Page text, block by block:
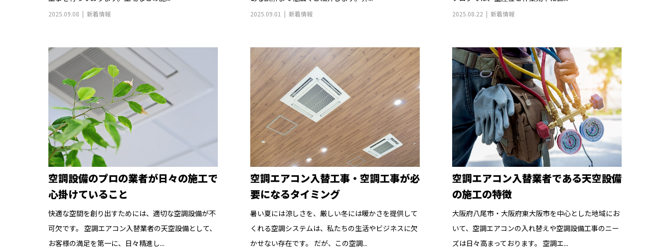
2025.09.08 新着情報 2025.09.01 新着情報 2025.08.22 新着情報
空調設備のプロの業者が日々の施工で
心掛けていること
快適な空間を創り出すためには、適切な空調設備が不
可欠です。 空調エアコン入替業者の天空設備として、
お客様の満足を第一に、日々精進し...
空調エアコン入替工事・空調工事が必
要になるタイミング
暑い夏には涼しさを、厳しい冬には暖かさを提供して
くれる空調システムは、私たちの生活やビジネスに欠
かせない存在です。 だが、この空調...
空調エアコン入替業者である天空設備
の施工の特徴
大阪府八尾市・大阪府東大阪市を中心とした地域にお
いて、空調エアコンの入れ替えや空調設備工事のニー
ズは日々高まっております。 空調エ...